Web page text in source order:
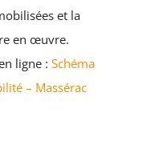
et la
en œuvre.
ligne :Schéma
– Massérac